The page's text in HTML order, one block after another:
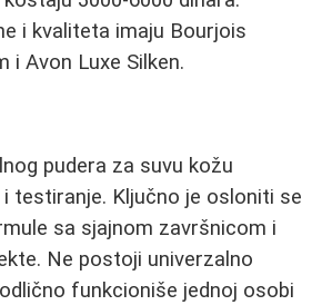
i kvaliteta imaju Bourjois
i Avon Luxe Silken.
pudera za suvu kožu
testiranje. Ključno je osloniti se
sa sjajnom završnicom i
Ne postoji univerzalno
funkcioniše jednoj osobi